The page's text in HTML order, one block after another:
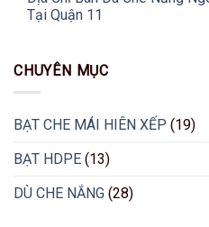
Tại Quận 11
CHUYÊN MỤC
BẠT CHE MÁI HIÊN XẾP (19)
BẠT HDPE (13)
DÙ CHE NẮNG (28)